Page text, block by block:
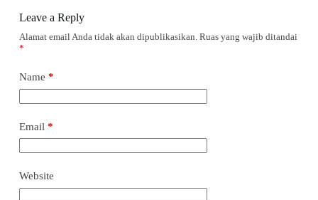
Leave a Reply
Alamat email Anda tidak akan dipublikasikan. Ruas yang wajib ditandai
*
Name *
Email *
Website